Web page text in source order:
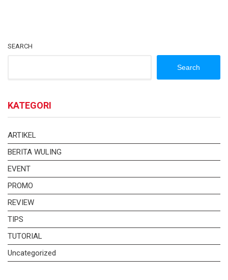
SEARCH
Search
KATEGORI
ARTIKEL
BERITA WULING
EVENT
PROMO
REVIEW
TIPS
TUTORIAL
Uncategorized